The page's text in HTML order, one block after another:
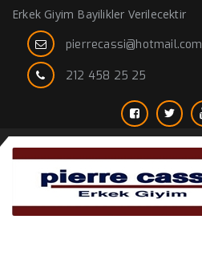
Erkek Giyim Bayilikler Verilecektir
pierrecassi@hotmail.com
212 458 25 25